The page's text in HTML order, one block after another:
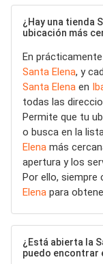
¿Hay una tienda
ubicación más
En
Santa Elena, y
Santa Elena en
todas las
Permite que tu
o busca en la
Elena más
apertura y los
Por ello, siempre
Elena para
¿Está abierta la
puedo